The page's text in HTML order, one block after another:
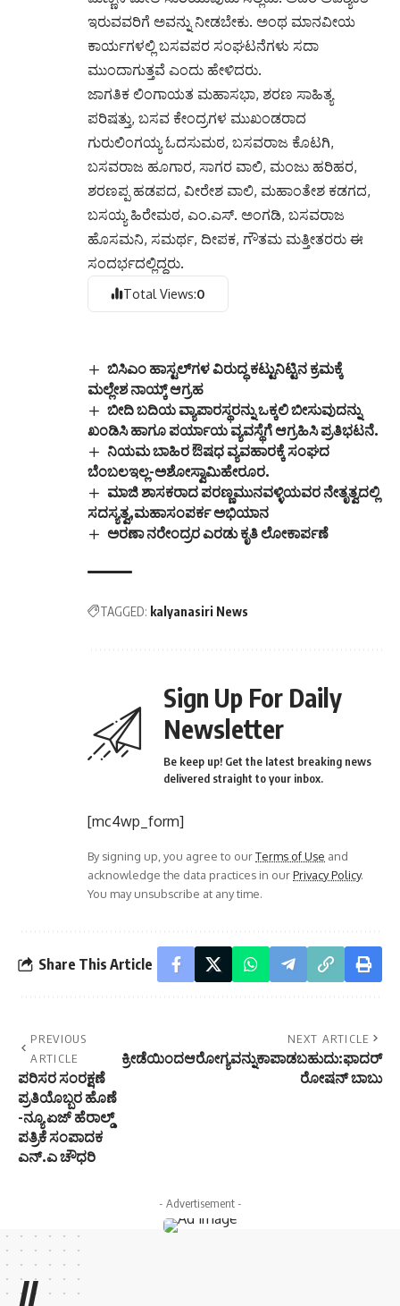
ಇರುವವರಿಗೆ ಅವನ್ನು ನೀಡಬೇಕು. ಅಂಥ ಮಾನವೀಯ
ಕಾರ್ಯಗಳಲ್ಲಿ ಬಸವಪರ ಸಂಘಟನೆಗಳು ಸದಾ
ಮುಂದಾಗುತ್ತವೆ ಎಂದು ಹೇಳಿದರು.
ಜಾಗತಿಕ ಲಿಂಗಾಯತ ಮಹಾಸಭಾ, ಶರಣ ಸಾಹಿತ್ಯ
ಪರಿಷತ್ತು, ಬಸವ ಕೇಂದ್ರಗಳ ಮುಖಂಡರಾದ
ಗುರುಲಿಂಗಯ್ಯ ಓದಸುಮಠ, ಬಸವರಾಜ ಕೊಟಗಿ,
ಬಸವರಾಜ ಹೂಗಾರ, ಸಾಗರ ವಾಲಿ, ಮಂಜು ಹರಿಹರ,
ಶರಣಪ್ಪ ಹಡಪದ, ವೀರೇಶ ವಾಲಿ, ಮಹಾಂತೇಶ ಕಡಗದ,
ಬಸಯ್ಯ ಹಿರೇಮಠ, ಎಂ.ಎಸ್. ಅಂಗಡಿ, ಬಸವರಾಜ
ಹೊಸಮನಿ, ಸಮರ್ಥ, ದೀಪಕ, ಗೌತಮ ಮತ್ತೀತರರು ಈ
ಸಂದರ್ಭದಲ್ಲಿದ್ದರು.
Total Views:0
ಬಿಸಿಎಂ ಹಾಸ್ಟಲ್‌ಗಳ ವಿರುದ್ಧ ಕಟ್ಟುನಿಟ್ಟಿನ ಕ್ರಮಕ್ಕೆ
ಮಲ್ಲೇಶ ನಾಯ್ಕ್ ಆಗ್ರಹ
ಬೀದಿ ಬದಿಯ ವ್ಯಾಪಾರಸ್ಥರನ್ನು ಒಕ್ಕಲಿ ಬೀಸುವುದನ್ನು
ಖಂಡಿಸಿ ಹಾಗೂ ಪರ್ಯಾಯ ವ್ಯವಸ್ಥೆಗೆ ಆಗ್ರಹಿಸಿ ಪ್ರತಿಭಟನೆ.
ನಿಯಮ ಬಾಹಿರ ಔಷಧ ವ್ಯವಹಾರಕ್ಕೆ ಸಂಘದ
ಬೆಂಬಲಇಲ್ಲ-ಅಶೋಸ್ವಾಮಿಹೇರೂರ.
ಮಾಜಿ ಶಾಸಕರಾದ ಪರಣ್ಣಮುನವಳ್ಳಿಯವರ ನೇತೃತ್ವದಲ್ಲಿ
ಸದಸ್ಯತ್ವ,ಮಹಾಸಂಪರ್ಕ ಅಭಿಯಾನ
ಅರಣಾ ನರೇಂದ್ರರ ಎರಡು ಕೃತಿ ಲೋಕಾರ್ಪಣೆ
TAGGED: kalyanasiri News
Sign Up For Daily
Newsletter
Be keep up! Get the latest breaking news
delivered straight to your inbox.
[mc4wp_form]
By signing up, you agree to ourTerms of Use and
acknowledge the data practices in ourPrivacy Policy.
You may unsubscribe at any time.
Share This Article
PREVIOUS
ARTICLE
ಪರಿಸರ ಸಂರಕ್ಷಣೆ
ಪ್ರತಿಯೊಬ್ಬರ ಹೊಣೆ
-ನ್ಯೂ ಏಜ್ ಹೆರಾಲ್ಡ್
ಪತ್ರಿಕೆ ಸಂಪಾದಕ
ಎನ್.ಎ‌ ಚೌಧರಿ
NEXT ARTICLE
ಕ್ರೀಡೆಯಿಂದಆರೋಗ್ಯವನ್ನುಕಾಪಾಡಬಹುದು:ಫಾದರ್
ರೋಷನ್ ಬಾಬು
- Advertisement -
//